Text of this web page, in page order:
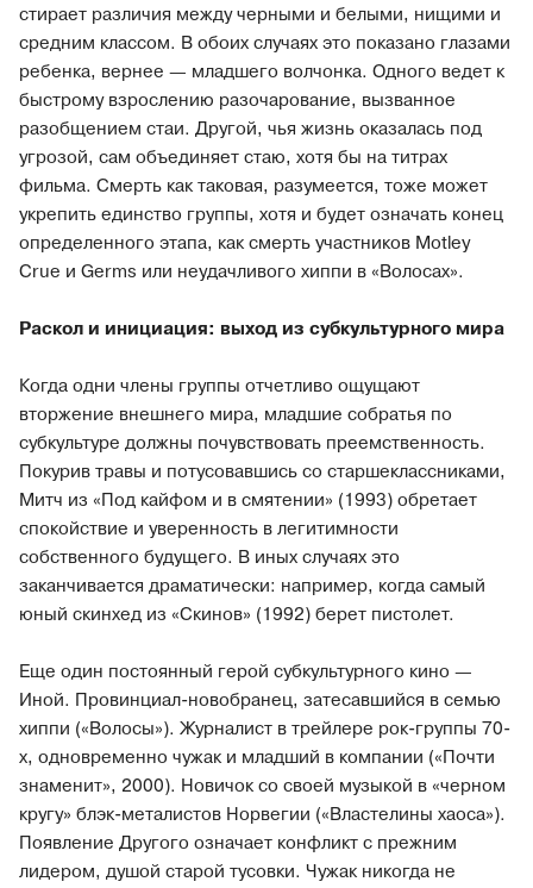
стирает различия между черными и белыми, нищими и
средним классом. В обоих случаях это показано глазами
ребенка, вернее — младшего волчонка. Одного ведет к
быстрому взрослению разочарование, вызванное
разобщением стаи. Другой, чья жизнь оказалась под
угрозой, сам объединяет стаю, хотя бы на титрах
фильма. Смерть как таковая, разумеется, тоже может
укрепить единство группы, хотя и будет означать конец
определенного этапа, как смерть участников Motley
Crue и Germs или неудачливого хиппи в «Волосах».
Раскол и инициация: выход из субкультурного мира
Когда одни члены группы отчетливо ощущают
вторжение внешнего мира, младшие собратья по
субкультуре должны почувствовать преемственность.
Покурив травы и потусовавшись со старшеклассниками,
Митч из «Под кайфом и в смятении» (1993) обретает
спокойствие и уверенность в легитимности
собственного будущего. В иных случаях это
заканчивается драматически: например, когда самый
юный скинхед из «Скинов» (1992) берет пистолет.
Еще один постоянный герой субкультурного кино —
Иной. Провинциал-новобранец, затесавшийся в семью
хиппи («Волосы»). Журналист в трейлере рок-группы 70-
х, одновременно чужак и младший в компании («Почти
знаменит», 2000). Новичок со своей музыкой в «черном
кругу» блэк-металистов Норвегии («Властелины хаоса»).
Появление Другого означает конфликт с прежним
лидером, душой старой тусовки. Чужак никогда не